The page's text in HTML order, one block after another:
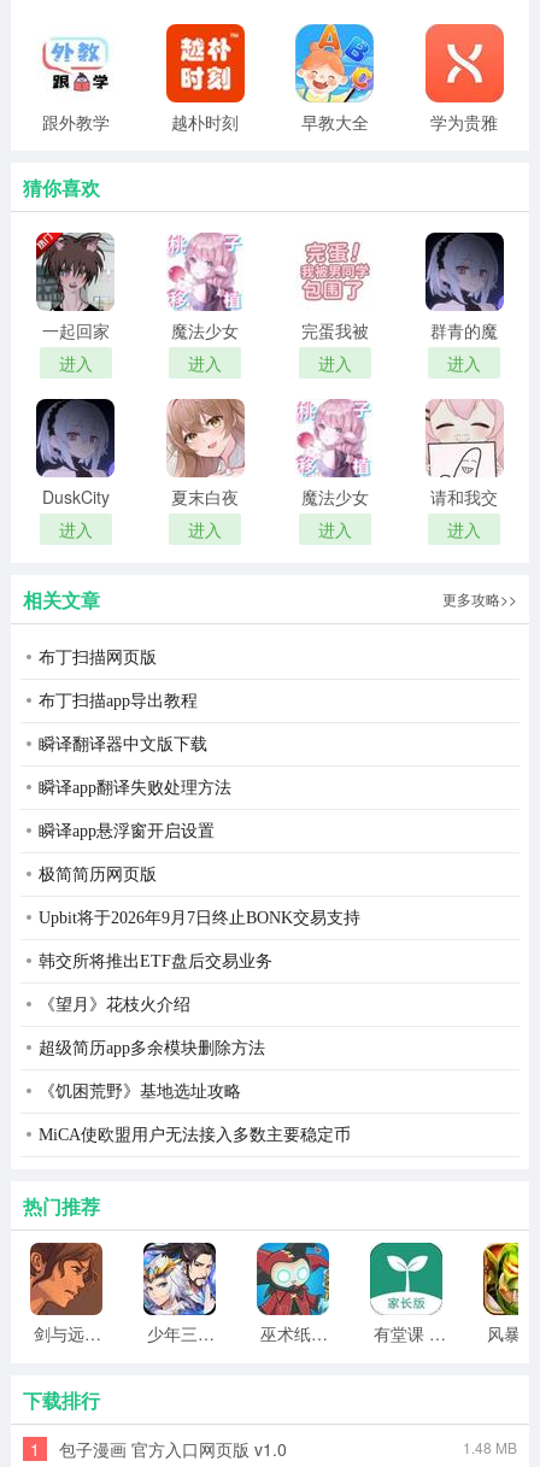
奇想战记官方安卓版是一个新的3D风格卡片游戏，新大陆
不无聊，这场比赛有40多个不同的职业位置，和英雄与您
并排不同的个性与您在一起，旅行不再寂寞。
奇想战记官方安卓版游戏特点
1、数百名游戏boss，充满了战略战斗经验，特殊的战斗
特效，为您提供了不同的新游戏经验，在游戏中丰富，时
间上帝，日常登录，补货活动，交换活动，开放服务活动
2、突破军队，用一个人突破一千军队，一支坚固的堡垒在
球队前，保护队友免受伤害，阴影荆棘，藏树在森林里，
就像阴影中的锋利刀片一样，可能导致巨大的金额在瞬间
造成伤害的敌人，心理上，控制天地的光环，引起神秘的
神秘木偶，木偶射击的子弹可能会对敌人造成巨大的伤
害。
跟外教学 越朴时刻 早教大全
学为贵雅
猜你喜欢
一起回家
吧 汉化版
进入
魔法少女
露娜的灾
难 官方正
版
进入
完蛋我被
男同学包
围了 完整
版
进入
群青的魔
女 2026最
新版
进入
DuskCity
汉化版
进入
夏末白夜
进入
魔法少女
露娜的灾
难 安卓移
进入
请和我交
往吧孙笑
川前辈
版
进入
相关文章 更多攻略>>
布丁扫描网页版
布丁扫描app导出教程
瞬译翻译器中文版下载
瞬译app翻译失败处理方法
瞬译app悬浮窗开启设置
极简简历网页版
Upbit将于2026年9月7日终止BONK交易支持
韩交所将推出ETF盘后交易业务
《望月》花枝火介绍
超级简历app多余模块删除方法
《饥困荒野》基地选址攻略
MiCA使欧盟用户无法接入多数主要稳定币
热门推荐
剑与远行人全角色版 vv1.14 少年三国志2无限元宝版最新版 vv5.3.9 巫术纸牌游戏 vv1.1.14 有堂课 v1.2.2
下载排行
1 包子漫画 官方入口网页版 v1.0 1.48 MB